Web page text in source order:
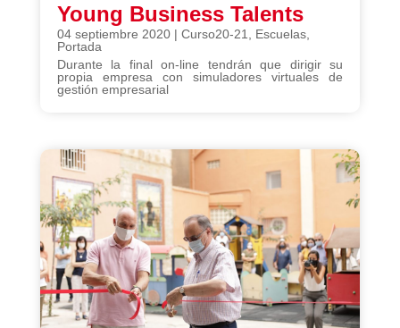
Young Business Talents
04 septiembre 2020| Curso20-21 Escuelas,
Portada
Durante la final on-line tendrán que dirigir su
propia empresa con simuladores virtuales de
gestión empresarial